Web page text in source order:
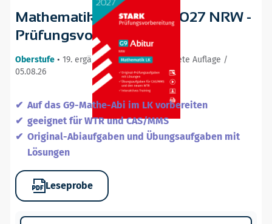
Mathematik LK - Abitur 2027 NRW -
Prüfungsvorbereitung
Oberstufe • 19. ergänzte und neu bearbeitete Auflage /
05.08.26
Auf das G9-Mathe-Abi im LK vorbereiten
geeignet für WTR und CAS/MMS
Original-Abiaufgaben und Übungsaufgaben mit
Lösungen
Leseprobe